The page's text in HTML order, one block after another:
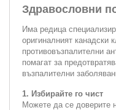
Здравословни
Има редица
оригиналният канадски
противовъзпалителни
помагат за
възпалителни
1. Избирайте го чист
Можете да се доверите